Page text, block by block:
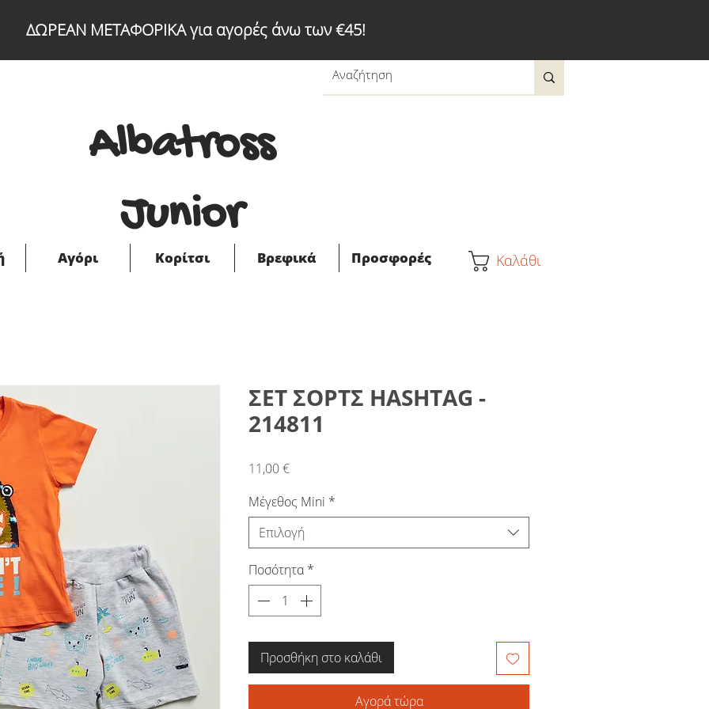
ΔΩΡΕΑΝ ΜΕΤΑΦΟΡΙΚΑ για αγορές άνω των €45!
Albatross
Junior
Αγόρι Κορίτσι Βρεφικά Προσφορές Καλάθι
ΣΕΤ ΣΟΡΤΣ HASHTAG -
214811
11,00 €Τιμή
Μέγεθος Mini *
Επιλογή
Ποσότητα *
Προσθήκη στο καλάθι
Αγορά τώρα